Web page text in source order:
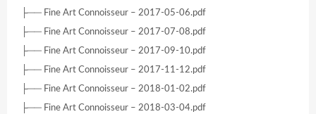
├── Fine Art Connoisseur – 2017-05-06.pdf
├── Fine Art Connoisseur – 2017-07-08.pdf
├── Fine Art Connoisseur – 2017-09-10.pdf
├── Fine Art Connoisseur – 2017-11-12.pdf
├── Fine Art Connoisseur – 2018-01-02.pdf
├── Fine Art Connoisseur – 2018-03-04.pdf